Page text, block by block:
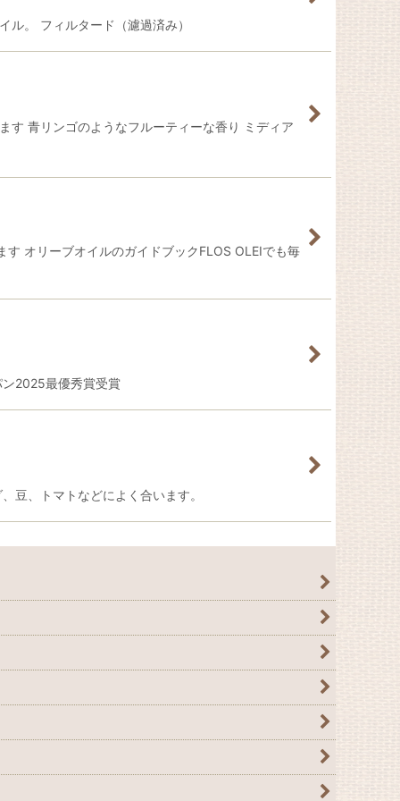
。 フィルタード（濾過済み）
青リンゴのようなフルーティーな香り ミディア
オリーブオイルのガイドブックFLOS OLEIでも毎
2025最優秀賞受賞
豆、トマトなどによく合います。